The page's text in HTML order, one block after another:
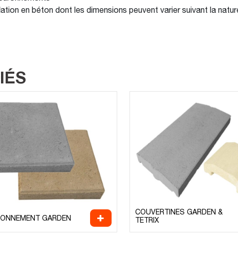
en béton dont les dimensions peuvent varier suivant la
GARDEN
COUVERTINES GARDEN &
TETRIX